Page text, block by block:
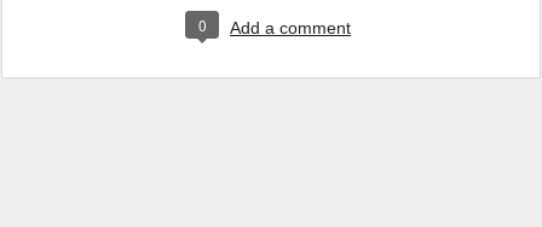
0 Add a comment